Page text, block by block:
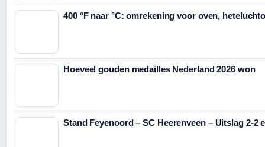
400 °F naar °C: omrekening voor oven,
Hoeveel gouden medailles Nederland 2026 won
Stand Feyenoord – SC Heerenveen – Uitslag 2-2